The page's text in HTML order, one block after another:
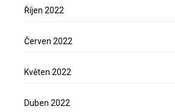
Říjen 2022
Červen 2022
Květen 2022
Duben 2022